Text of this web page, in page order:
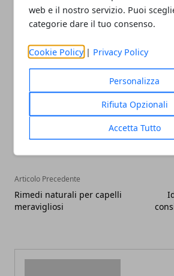
web e il nostro servizio. Puoi
categorie dare il tuo consenso.
Cookie Policy | Privacy Policy
Personalizza
Rifiuta Opzionali
Accetta Tutto
Napoleone, dove si può ammirare
Facebook
TwitterWhatsapp
Articolo Precedente
Rimedi naturali per capelli
meravigliosi